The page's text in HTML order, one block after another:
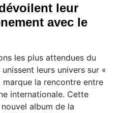
leur
avec le
les plus attendues du
leurs univers sur «
la rencontre entre
internationale. Cette
album de la